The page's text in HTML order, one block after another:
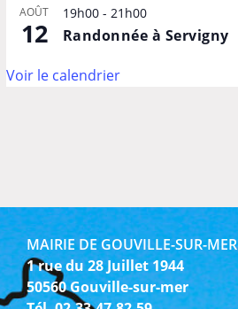
AOÛT
12
19h00- 21h00
Randonnée à Servigny
Voir le calendrier
MAIRIE DE GOUVILLE-SUR-MER
1 rue du 28 Juillet 1944
50560 Gouville-sur-mer